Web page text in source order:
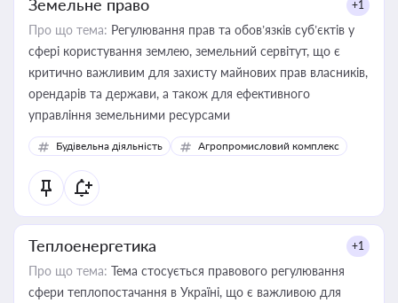
Земельне право +1
Про що тема: Регулювання прав та обов’язків суб’єктів у
сфері користування землею, земельний сервітут, що є
критично важливим для захисту майнових прав власників,
орендарів та держави, а також для ефективного
управління земельними ресурсами
Будівельна діяльність Агропромисловий комплекс
Теплоенергетика +1
Про що тема: Тема стосується правового регулювання
сфери теплопостачання в Україні, що є важливою для